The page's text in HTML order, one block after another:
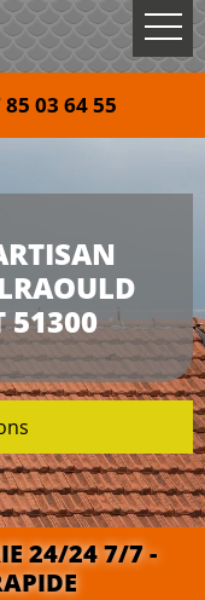
85 03 64 55
51300
24/24 7/7 -